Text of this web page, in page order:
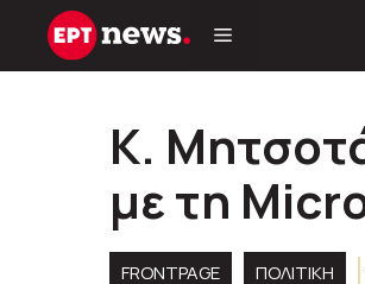
Μετάβαση
Κ.
με τη
FRONTPAGE ΠΟΛΙΤΙΚΉ